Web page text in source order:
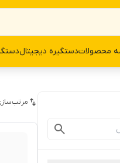
محصولاتدستگیره دیجیتال